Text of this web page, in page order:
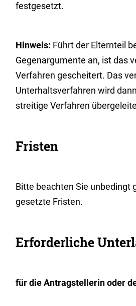
festgesetzt.
Hinweis: Führt der Elternteil
Gegenargumente an, ist das
Verfahren gescheitert. Das
Unterhaltsverfahren wird
streitige Verfahren
Fristen
Bitte beachten Sie unbedingt
gesetzte Fristen.
Erforderliche
für die Antragstellerin oder